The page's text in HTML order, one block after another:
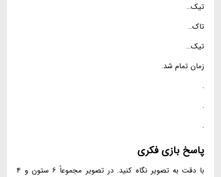
تیک…
تاک…
تیک…
زمان تمام شد.
.
.
.
پاسخ بازی فکری
با دقت به تصویر نگاه کنید. در تصویر مجموعاً 6 ستون و 4